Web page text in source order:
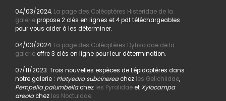
04/03/2024. La page des Coléoptères Histeridae de la
galeriepropose 2 clés en lignes et 4 pdf téléchargeables
pour vous aider à les déterminer.
04/03/2024. La page des Coléoptères Dytiscidae de la
galerieoffre 3 clés en ligne pour leur détermination.
07/11/2023. Trois nouvelles espèces de Lépidoptères dans
notre galerie : Platyedra subcinereachez les Gelichiidae,
Pempelia palumbellachez les PyralidaeetXylocampa
areolachez les Noctuidae.